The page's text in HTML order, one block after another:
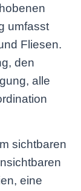
umfasst
Fliesen.
den
alle
sichtbaren
eine